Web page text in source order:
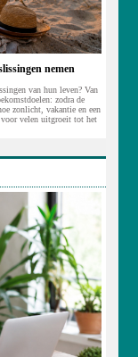
nemen
van hun leven? Van
zodra de
zonlicht, vakantie en een
voor velen uitgroeit tot het